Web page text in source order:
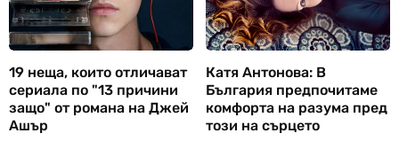
19 неща, които отличават
сериала по "13 причини
защо" от романа на Джей
Ашър
Катя Антонова: В
България предпочитаме
комфорта на разума пред
този на сърцето